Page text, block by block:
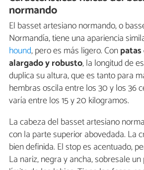
normando
El basset artesiano normando, o
Normandía, tiene una apariencia
hound, pero es más ligero. Con
alargado y robusto, la longitud de
duplica su altura, que es tanto para
hembras oscila entre los 30 y los 36
varía entre los 15 y 20 kilogramos.
La cabeza del basset artesiano
con la parte superior abovedada. La
bien definida. El stop es acentuado,
La nariz, negra y ancha, sobresale